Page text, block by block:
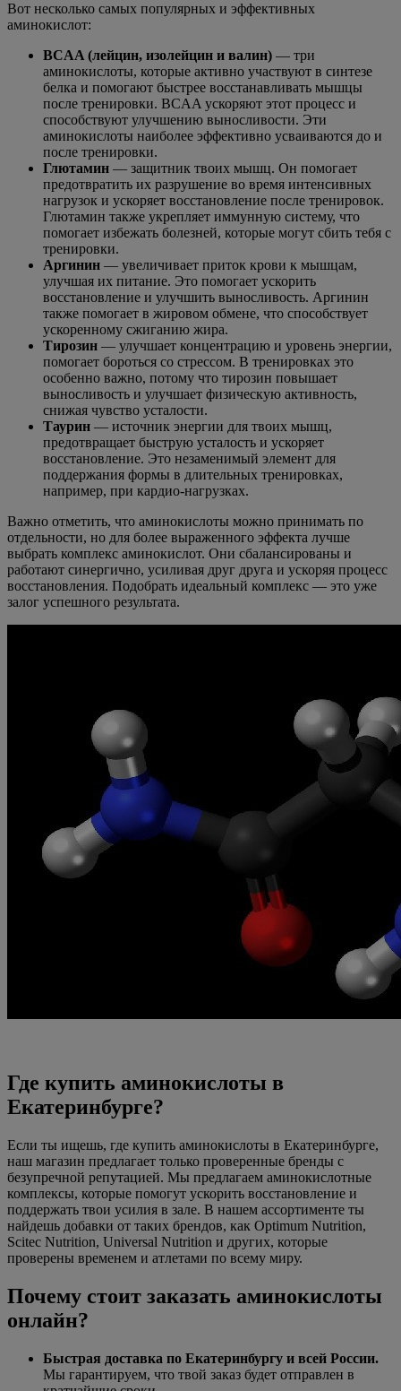
Вот несколько самых популярных и эффективных
аминокислот:
BCAA (лейцин, изолейцин и валин) — три
аминокислоты, которые активно участвуют в синтезе
белка и помогают быстрее восстанавливать мышцы
после тренировки. BCAA ускоряют этот процесс и
способствуют улучшению выносливости. Эти
аминокислоты наиболее эффективно усваиваются до и
после тренировки.
Глютамин — защитник твоих мышц. Он помогает
предотвратить их разрушение во время интенсивных
нагрузок и ускоряет восстановление после тренировок.
Глютамин также укрепляет иммунную систему, что
помогает избежать болезней, которые могут сбить тебя с
тренировки.
Аргинин — увеличивает приток крови к мышцам,
улучшая их питание. Это помогает ускорить
восстановление и улучшить выносливость. Аргинин
также помогает в жировом обмене, что способствует
ускоренному сжиганию жира.
Тирозин — улучшает концентрацию и уровень энергии,
помогает бороться со стрессом. В тренировках это
особенно важно, потому что тирозин повышает
выносливость и улучшает физическую активность,
снижая чувство усталости.
Таурин — источник энергии для твоих мышц,
предотвращает быструю усталость и ускоряет
восстановление. Это незаменимый элемент для
поддержания формы в длительных тренировках,
например, при кардио-нагрузках.
Важно отметить, что аминокислоты можно принимать по
отдельности, но для более выраженного эффекта лучше
выбрать комплекс аминокислот. Они сбалансированы и
работают синергично, усиливая друг друга и ускоряя процесс
восстановления. Подобрать идеальный комплекс — это уже
залог успешного результата.
Где купить аминокислоты в
Екатеринбурге?
Если ты ищешь, где купить аминокислоты в Екатеринбурге,
наш магазин предлагает только проверенные бренды с
безупречной репутацией. Мы предлагаем аминокислотные
комплексы, которые помогут ускорить восстановление и
поддержать твои усилия в зале. В нашем ассортименте ты
найдешь добавки от таких брендов, как Optimum Nutrition,
Scitec Nutrition, Universal Nutrition и других, которые
проверены временем и атлетами по всему миру.
Почему стоит заказать аминокислоты
онлайн?
Быстрая доставка по Екатеринбургу и всей России.
Мы гарантируем, что твой заказ будет отправлен в